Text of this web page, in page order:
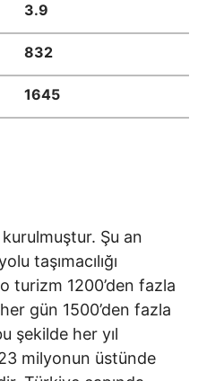
3.9
832
1645
Şu an
taşımacılığı
turizm 1200’den fazla
gün 1500’den fazla
şekilde her yıl
milyonun üstünde